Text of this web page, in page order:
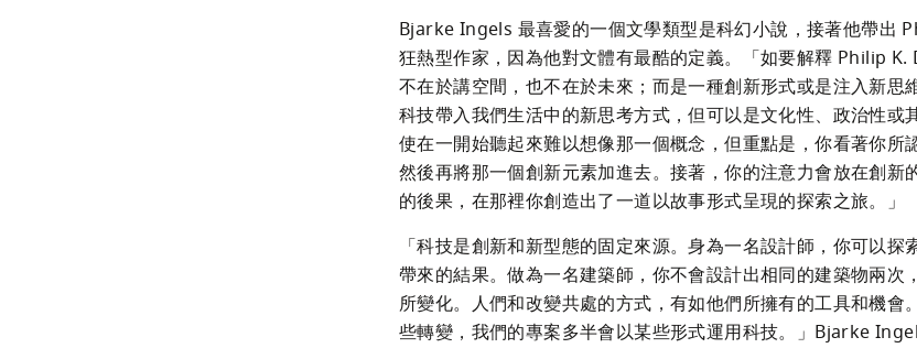
Bjarke Ingels 最喜愛的一個文學類型是科幻小說，接著他帶出
狂熱型作家，因為他對文體有最酷的定義。「如要解釋 Philip K.
不在於講空間，也不在於未來；而是一種創新形式或是注入新思
科技帶入我們生活中的新思考方式，但可以是文化性、政治性或
使在一開始聽起來難以想像那一個概念，但重點是，你看著你所
然後再將那一個創新元素加進去。接著，你的注意力會放在創新
的後果，在那裡你創造出了一道以故事形式呈現的探索之旅。」
「科技是創新和新型態的固定來源。身為一名設計師，你可以探
帶來的結果。做為一名建築師，你不會設計出相同的建築物兩次
所變化。人們和改變共處的方式，有如他們所擁有的工具和機會
些轉變，我們的專案多半會以某些形式運用科技。」Bjarke